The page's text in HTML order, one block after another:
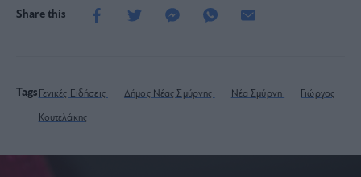
Share this
Tags Γενικές Ειδήσεις Δήμος Νέας Σμύρνης Νέα Σμύρνη Γιώργος
Κουτελάκης